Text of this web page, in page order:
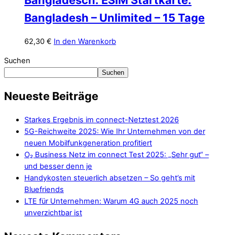
Bangladesh – Unlimited – 15 Tage
62,30 € In den Warenkorb
Suchen
Suchen
Neueste Beiträge
Starkes Ergebnis im connect-Netztest 2026
5G-Reichweite 2025: Wie Ihr Unternehmen von der
neuen Mobilfunkgeneration profitiert
O₂ Business Netz im connect Test 2025: „Sehr gut“ –
und besser denn je
Handykosten steuerlich absetzen – So geht’s mit
Bluefriends
LTE für Unternehmen: Warum 4G auch 2025 noch
unverzichtbar ist